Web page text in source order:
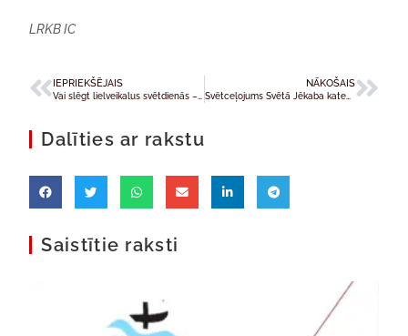
LRKB IC
IEPRIEKŠĒJAIS NĀKOŠAIS
Svētceļojums Svētā Jēkaba katedrāle – Skaistkalne
Dalīties ar rakstu
Saistītie raksti